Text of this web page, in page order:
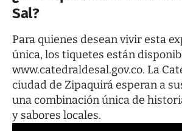
Sal?
Para quienes desean vivir esta
única, los tiquetes están
www.catedraldesal.gov.co. La
ciudad de Zipaquirá esperan a
una combinación única de
y sabores locales.